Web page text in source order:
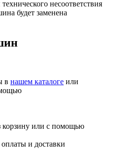
несоответствия
будет заменена
в нашем каталоге или
корзину или с помощью
и доставки